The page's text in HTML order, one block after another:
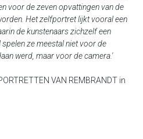
voor de zeven opvattingen van de
Het zelfportret lijkt vooral een
de kunstenaars zichzelf een
ze meestal niet voor de
werd, maar voor de camera.'
VAN REMBRANDT in